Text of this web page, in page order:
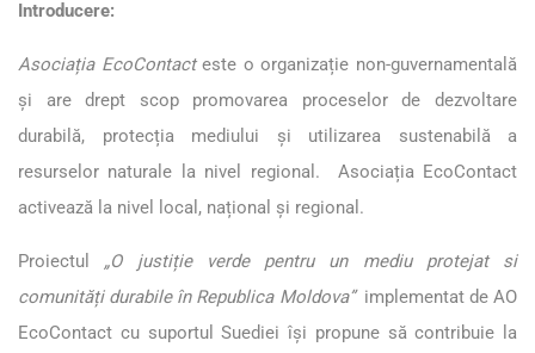
Introducere:
Asociația EcoContacteste o organizație non-guvernamentală
și are drept scop promovarea proceselor de dezvoltare
durabilă, protecția mediului și utilizarea sustenabilă a
resurselor naturale la nivel regional. Asociația EcoContact
activează la nivel local, național și regional.
Proiectul „O justiție verde pentru un mediu protejat si
comunități durabile în Republica Moldova” implementat de AO
EcoContact cu suportul Suediei își propune să contribuie la